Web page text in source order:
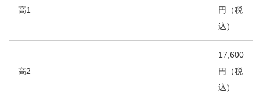
高1
円（税
込）
高2
17,600
円（税
込）